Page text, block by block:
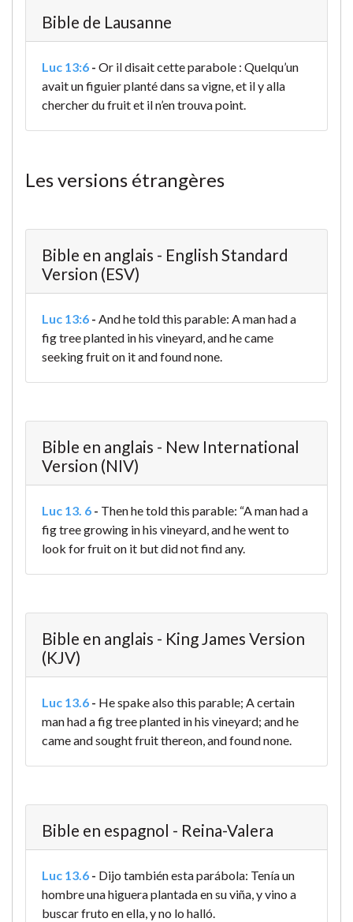
Bible de Lausanne
Luc 13:6 - Or il disait cette parabole : Quelqu’un
avait un figuier planté dans sa vigne, et il y alla
chercher du fruit et il n’en trouva point.
Les versions étrangères
Bible en anglais - English Standard
Version (ESV)
Luc 13:6 - And he told this parable: A man had a
fig tree planted in his vineyard, and he came
seeking fruit on it and found none.
Bible en anglais - New International
Version (NIV)
Luc 13. 6 - Then he told this parable: “A man had a
fig tree growing in his vineyard, and he went to
look for fruit on it but did not find any.
Bible en anglais - King James Version
(KJV)
Luc 13.6 - He spake also this parable; A certain
man had a fig tree planted in his vineyard; and he
came and sought fruit thereon, and found none.
Bible en espagnol - Reina-Valera
Luc 13.6 - Dijo también esta parábola: Tenía un
hombre una higuera plantada en su viña, y vino a
buscar fruto en ella, y no lo halló.